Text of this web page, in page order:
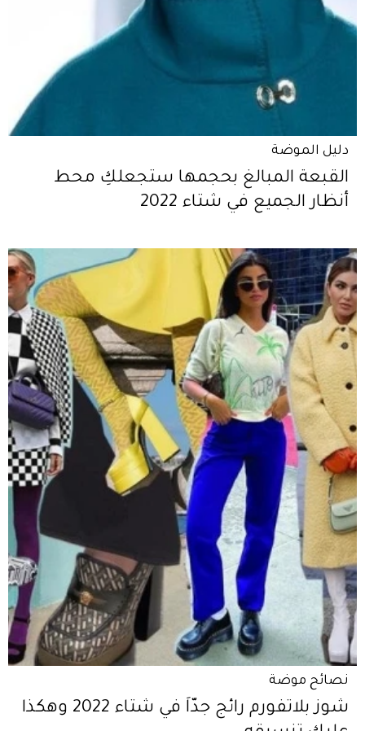
دليل الموضة
القبعة المبالغ بحجمها ستجعلكِ محط
أنظار الجميع في شتاء 2022
نصائح موضة
شوز بلاتفورم رائج جدّاً في شتاء 2022 وهكذا